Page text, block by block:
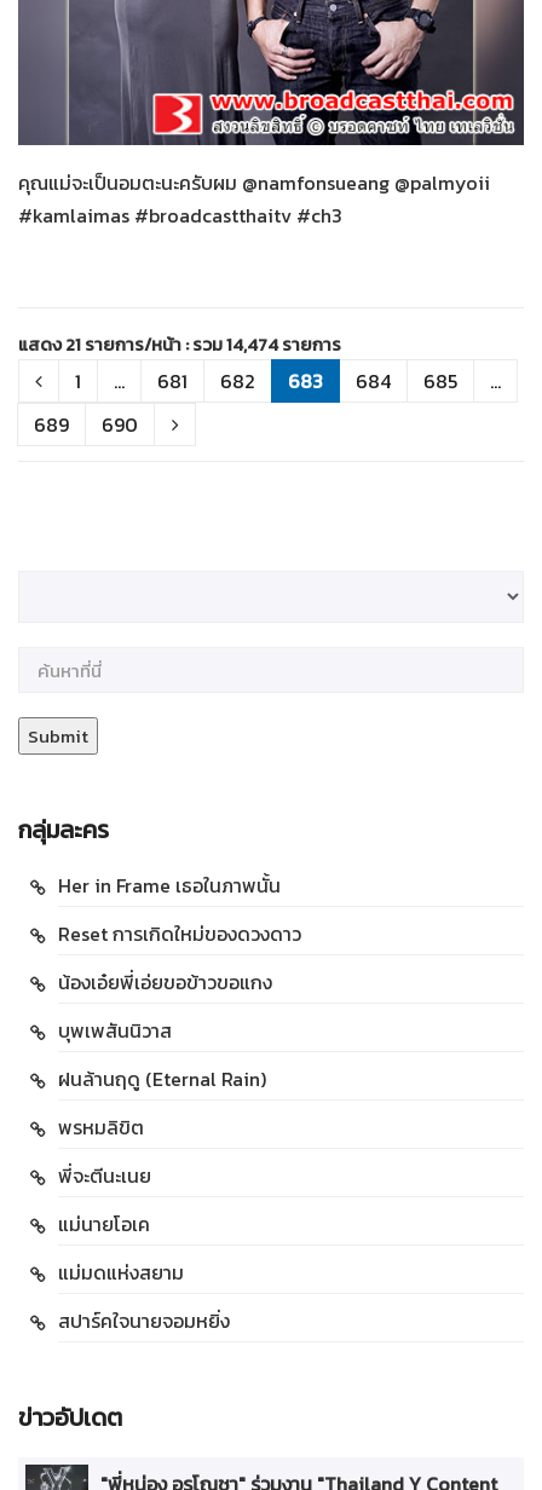
26-01-2559 กำไลมาศ
คุณแม่จะเป็นอมตะนะครับผม @namfonsueang @palmyoii
#kamlaimas #broadcastthaitv #ch3
แสดง 21 รายการ/หน้า : รวม 14,474 รายการ
1 ... 681 682 683 684 685
...
689
690
กลุ่มละคร
Her in Frame เธอในภาพนั้น
Reset การเกิดใหม่ของดวงดาว
น้องเอ๋ยพี่เอ่ยขอข้าวขอแกง
บุพเพสันนิวาส
ฝนล้านฤดู (Eternal Rain)
พรหมลิขิต
พี่จะตีนะเนย
แม่นายโอเค
แม่มดแห่งสยาม
สปาร์คใจนายจอมหยิ่ง
ข่าวอัปเดต
"พี่หน่อง อรุโณชา" ร่วมงาน "Thailand Y Content